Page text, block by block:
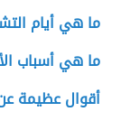
ما هي أيام
ما هي أسباب
أقوال عظيمة